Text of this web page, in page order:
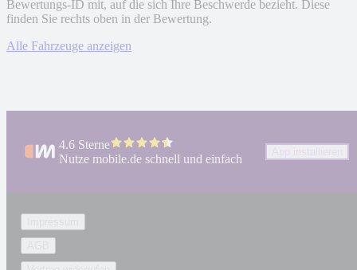
Bewertungs-ID mit, auf die sich Ihre Beschwerde bezieht. Diese
finden Sie rechts oben in der Bewertung.
Alle Fahrzeuge anzeigen
4.6 Sterne
Nutze mobile.de schnell und einfach